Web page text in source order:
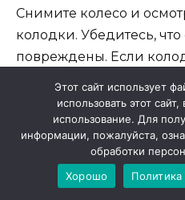
Снимите колесо и
колодки. Убедитесь,
повреждены. Если
3. Проверьте
Осмотрите диски
трещин или других
Этот сайт использует
использовать этот
использование. Для
информации, пожалуйста,
обработки
Хорошо